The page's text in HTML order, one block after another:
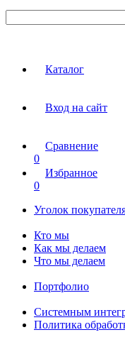
Каталог
Вход на сайт
Сравнение
0
Избранное
0
Уголок
Кто мы
Как мы делаем
Что мы делаем
Портфолио
Системным
Политика